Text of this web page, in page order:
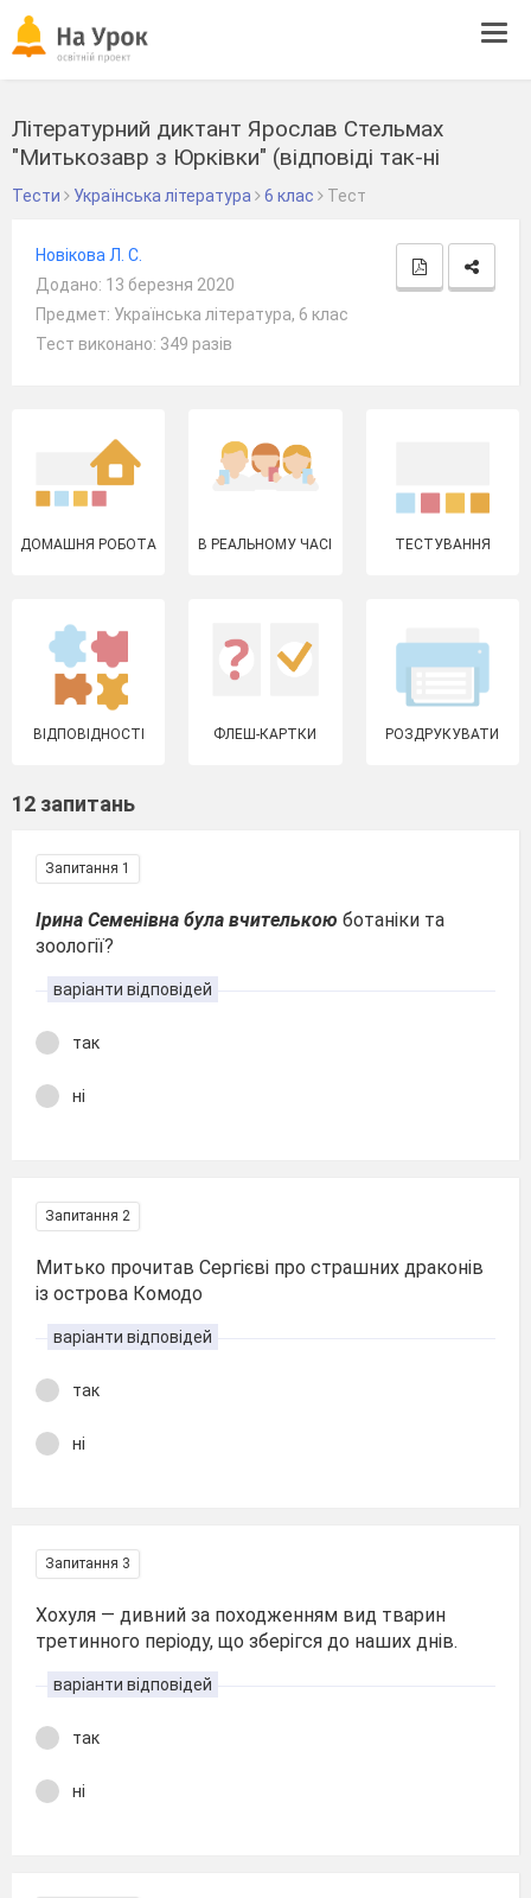
Літературний диктант Ярослав Стельмах
"Митькозавр з Юрківки" (відповіді так-ні
Тести Українська література 6 клас Тест
Новікова Л. С.
Додано: 13 березня 2020
Предмет: Українська література, 6 клас
Тест виконано: 349 разів
ДОМАШНЯ РОБОТА В РЕАЛЬНОМУ ЧАСІ ТЕСТУВАННЯ
ВІДПОВІДНОСТІ ФЛЕШ-КАРТКИ РОЗДРУКУВАТИ
12 запитань
Запитання 1
Ірина Семенівна була вчителькою ботаніки та
зоології?
варіанти відповідей
так
ні
Запитання 2
Митько прочитав Сергієві про страшних драконів
із острова Комодо
варіанти відповідей
так
ні
Запитання 3
Хохуля — дивний за походженням вид тварин
третинного періоду, що зберігся до наших днів.
варіанти відповідей
так
ні